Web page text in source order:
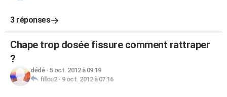
3 réponses
Chape trop dosée fissure comment rattraper
?
dédé- 5 oct. 2012 à 09:19
fillou2- 9 oct. 2012 à 07:16